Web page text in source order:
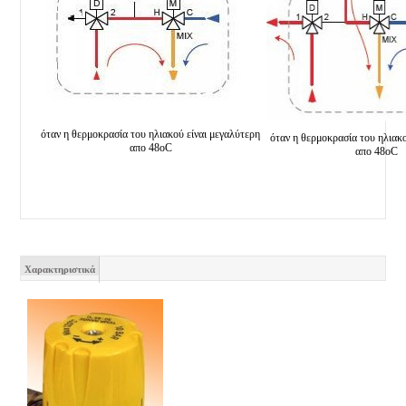
όταν η θερμοκρασία του ηλιακού είναι μεγαλύτερη
απο 48οC
όταν η θερμοκρασία του
απο 48οC
Χαρακτηριστικά